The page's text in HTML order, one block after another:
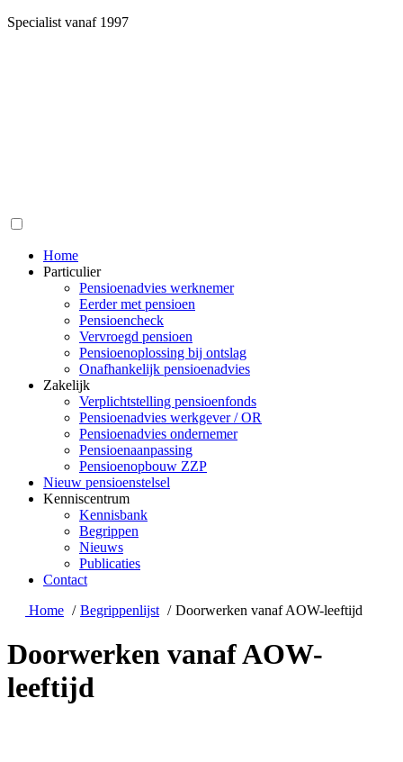
Specialist vanaf 1997
Home
Particulier
Pensioenadvies werknemer
Eerder met pensioen
Pensioencheck
Vervroegd pensioen
Pensioenoplossing bij ontslag
Onafhankelijk pensioenadvies
Zakelijk
Verplichtstelling pensioenfonds
Pensioenadvies werkgever / OR
Pensioenadvies ondernemer
Pensioenaanpassing
Pensioenopbouw ZZP
Nieuw pensioenstelsel
Kenniscentrum
Kennisbank
Begrippen
Nieuws
Publicaties
Contact
Home
Begrippenlijst Doorwerken vanaf AOW-leeftijd
Doorwerken vanaf AOW-
leeftijd